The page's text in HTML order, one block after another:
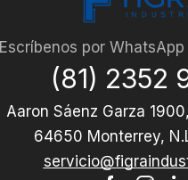
Escríbenos por
(81) 2352
Aaron Sáenz Garza
64650 Monterrey,